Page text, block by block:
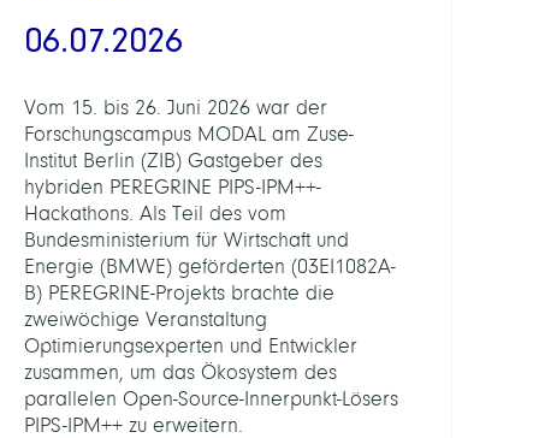
06.07.2026
Vom 15. bis 26. Juni 2026 war der
Forschungscampus MODAL am Zuse-
Institut Berlin (ZIB) Gastgeber des
hybriden PEREGRINE PIPS-IPM++-
Hackathons. Als Teil des vom
Bundesministerium für Wirtschaft und
Energie (BMWE) geförderten (03EI1082A-
B) PEREGRINE-Projekts brachte die
zweiwöchige Veranstaltung
Optimierungsexperten und Entwickler
zusammen, um das Ökosystem des
parallelen Open-Source-Innerpunkt-Lösers
PIPS-IPM++ zu erweitern.